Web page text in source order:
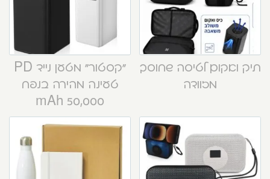
תיק ואקום לטיסה שחוסך
מזוודה
“קסטור” מטען נייד PD
טעינה מהירה בנפח
50,000 mAh